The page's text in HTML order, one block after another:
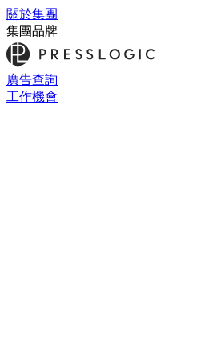
關於集團
集團品牌
廣告查詢
工作機會